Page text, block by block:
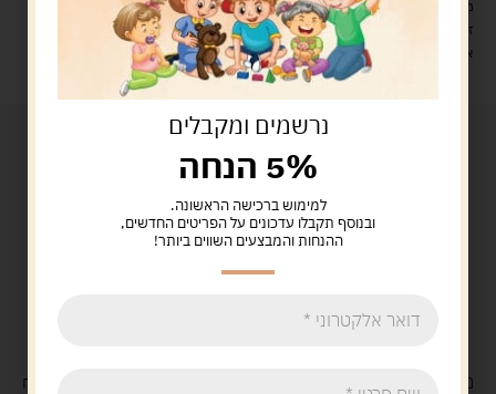
משלוח עם שליח עד הבית: 29 ש"ח
זמן אספקה: עד 4 ימי עסקים.
איסוף עצמי: מ"ביתר טויס" רחוב בניין דוד 18, ביתר עילית.
משלוח
נרשמים ומקבלים
5% הנחה
למימוש ברכישה הראשונה.
ובנוסף תקבלו עדכונים על הפריטים החדשים,
ההנחות והמבצעים השווים ביותר!